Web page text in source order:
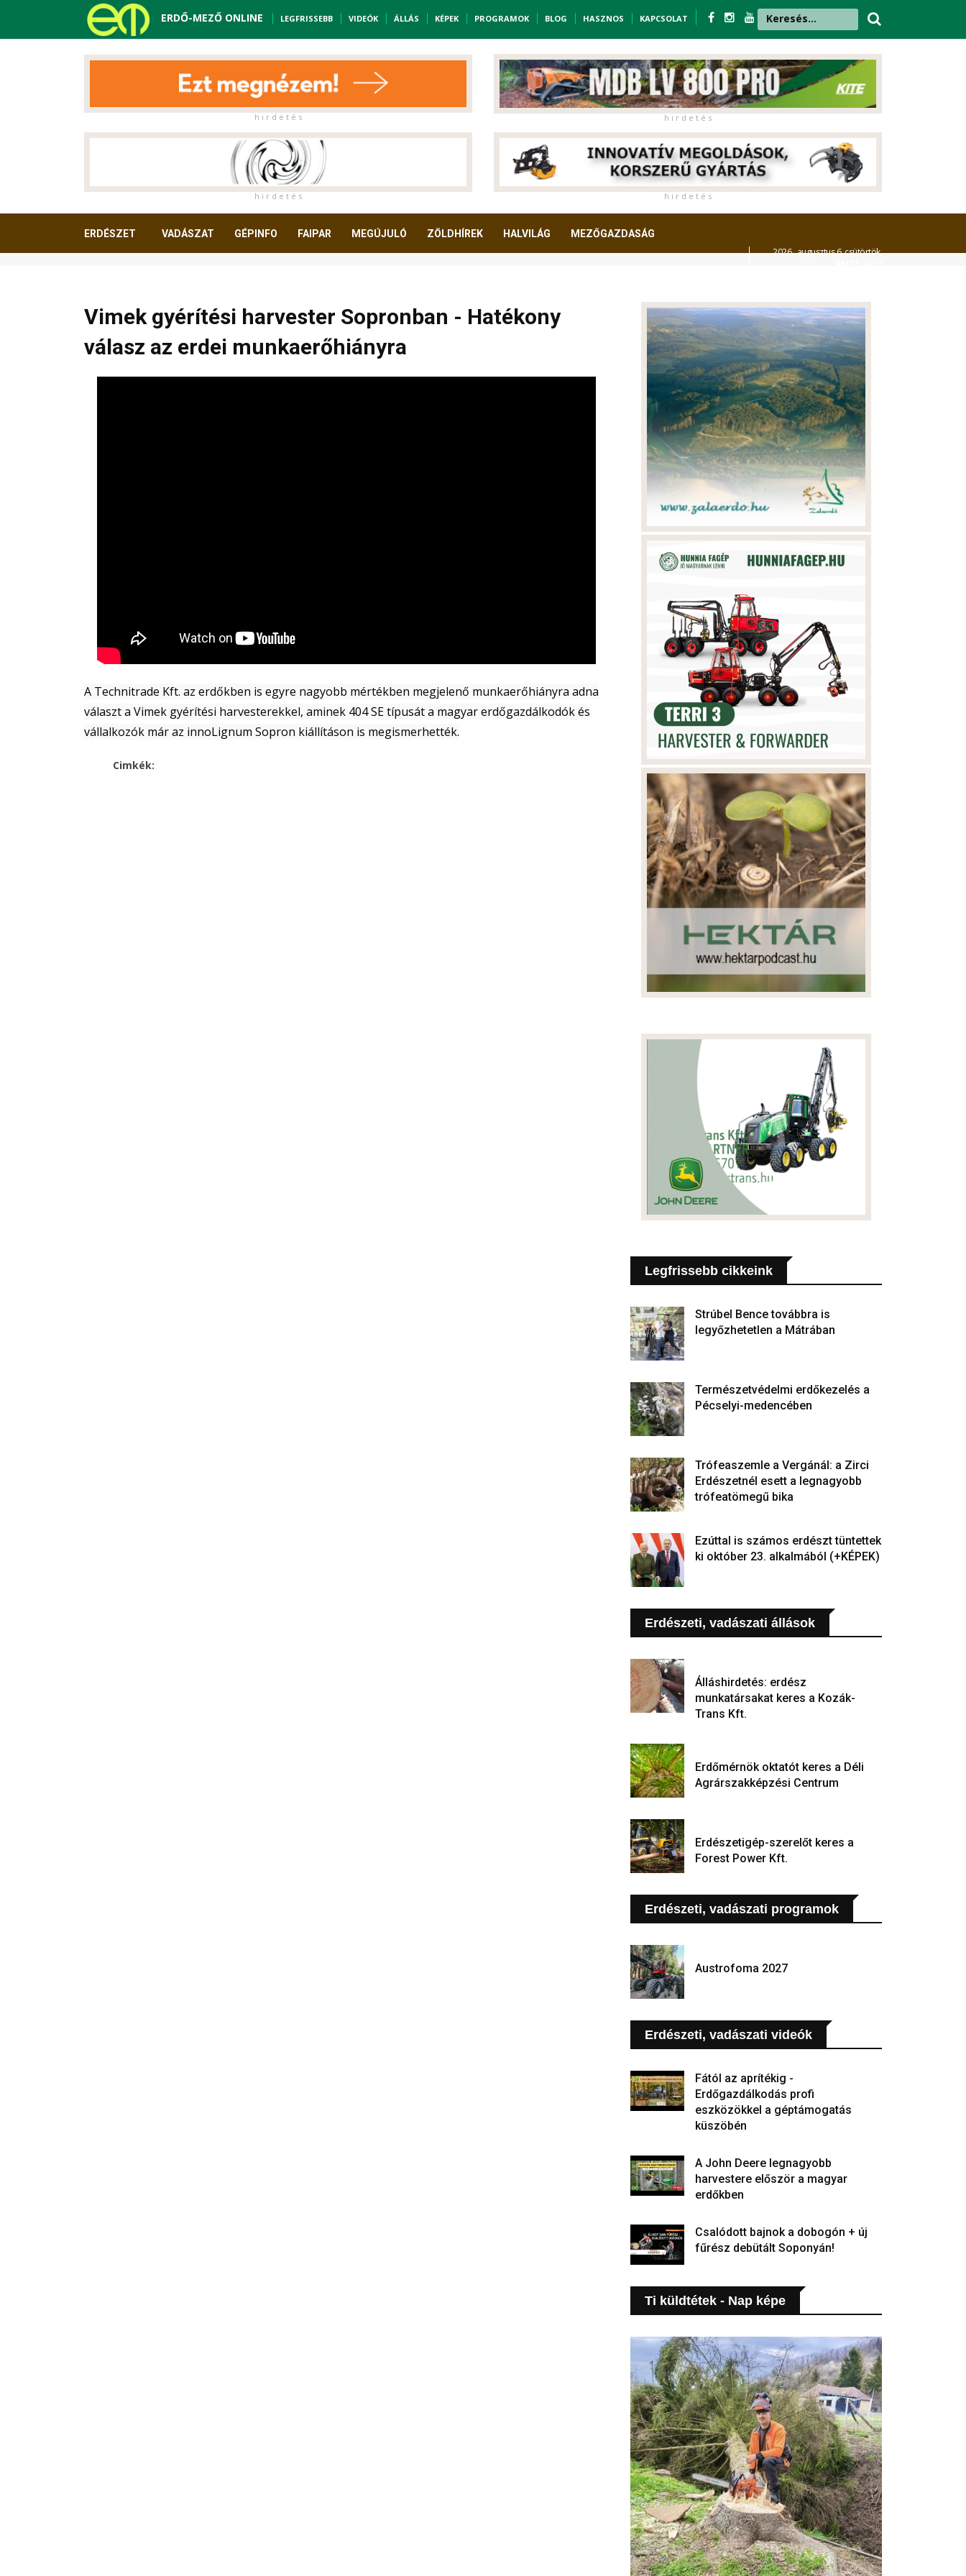
ERDŐ-MEZŐ ONLINE LEGFRISSEBB VIDEÓK ÁLLÁS KÉPEK PROGRAMOK BLOG HASZNOS KAPCSOLAT
h i r d e t é s h i r d e t é s
h i r d e t é s h i r d e t é s
ERDÉSZET VADÁSZAT GÉPINFO FAIPAR MEGÚJULÓ ZÖLDHÍREK HALVILÁG MEZŐGAZDASÁG
2026. augusztus 6. csütörtök,
Vimek gyérítési harvester Sopronban - Hatékony
válasz az erdei munkaerőhiányra
A Technitrade Kft. az erdőkben is egyre nagyobb mértékben megjelenő munkaerőhiányra adna
választ a Vimek gyérítési harvesterekkel, aminek 404 SE típusát a magyar erdőgazdálkodók és
vállalkozók már az innoLignum Sopron kiállításon is megismerhették.
Cimkék:
Legfrissebb cikkeink
Strúbel Bence továbbra is
legyőzhetetlen a Mátrában
Természetvédelmi erdőkezelés a
Pécselyi-medencében
Trófeaszemle a Vergánál: a Zirci
Erdészetnél esett a legnagyobb
trófeatömegű bika
Ezúttal is számos erdészt tüntettek
ki október 23. alkalmából (+KÉPEK)
Erdészeti, vadászati állások
Álláshirdetés: erdész
munkatársakat keres a Kozák-
Trans Kft.
Erdőmérnök oktatót keres a Déli
Agrárszakképzési Centrum
Erdészetigép-szerelőt keres a
Forest Power Kft.
Erdészeti, vadászati programok
Austrofoma 2027
Erdészeti, vadászati videók
Fától az aprítékig -
Erdőgazdálkodás profi
eszközökkel a géptámogatás
küszöbén
A John Deere legnagyobb
harvestere először a magyar
erdőkben
Csalódott bajnok a dobogón + új
fűrész debütált Soponyán!
Ti küldtétek - Nap képe